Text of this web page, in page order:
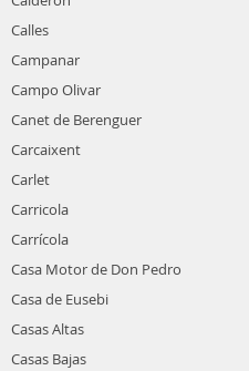
Calles
Campanar
Campo Olivar
Canet de Berenguer
Carcaixent
Carlet
Carricola
Carrícola
Casa Motor de Don Pedro
Casa de Eusebi
Casas Altas
Casas Bajas